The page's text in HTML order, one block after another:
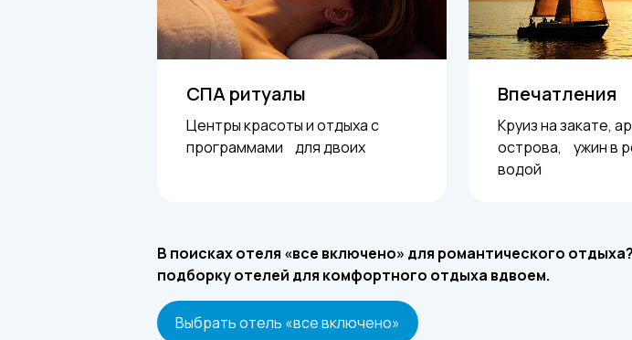
СПА ритуалы
Центры красоты и отдыха с
программами для двоих
Впечатления
Круиз на закате,
острова, ужин в
водой
В поисках отеля «все включено» для романтического
подборку отелей для комфортного отдыха вдвоем.
Выбрать отель «все включено»